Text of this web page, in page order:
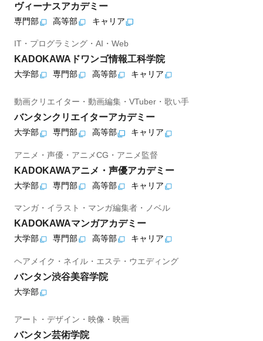
ヴィーナスアカデミー
専門部 高等部 キャリア
IT・プログラミング・AI・Web
KADOKAWAドワンゴ情報工科学院
大学部 専門部 高等部 キャリア
動画クリエイター・動画編集・VTuber・歌い手
バンタンクリエイターアカデミー
大学部 専門部 高等部 キャリア
アニメ・声優・アニメCG・アニメ監督
KADOKAWAアニメ・声優アカデミー
大学部 専門部 高等部 キャリア
マンガ・イラスト・マンガ編集者・ノベル
KADOKAWAマンガアカデミー
大学部 専門部 高等部 キャリア
ヘアメイク・ネイル・エステ・ウエディング
バンタン渋谷美容学院
大学部
アート・デザイン・映像・映画
バンタン芸術学院